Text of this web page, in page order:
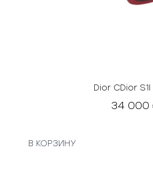
Dior CDior
34 000
В КОРЗИНУ